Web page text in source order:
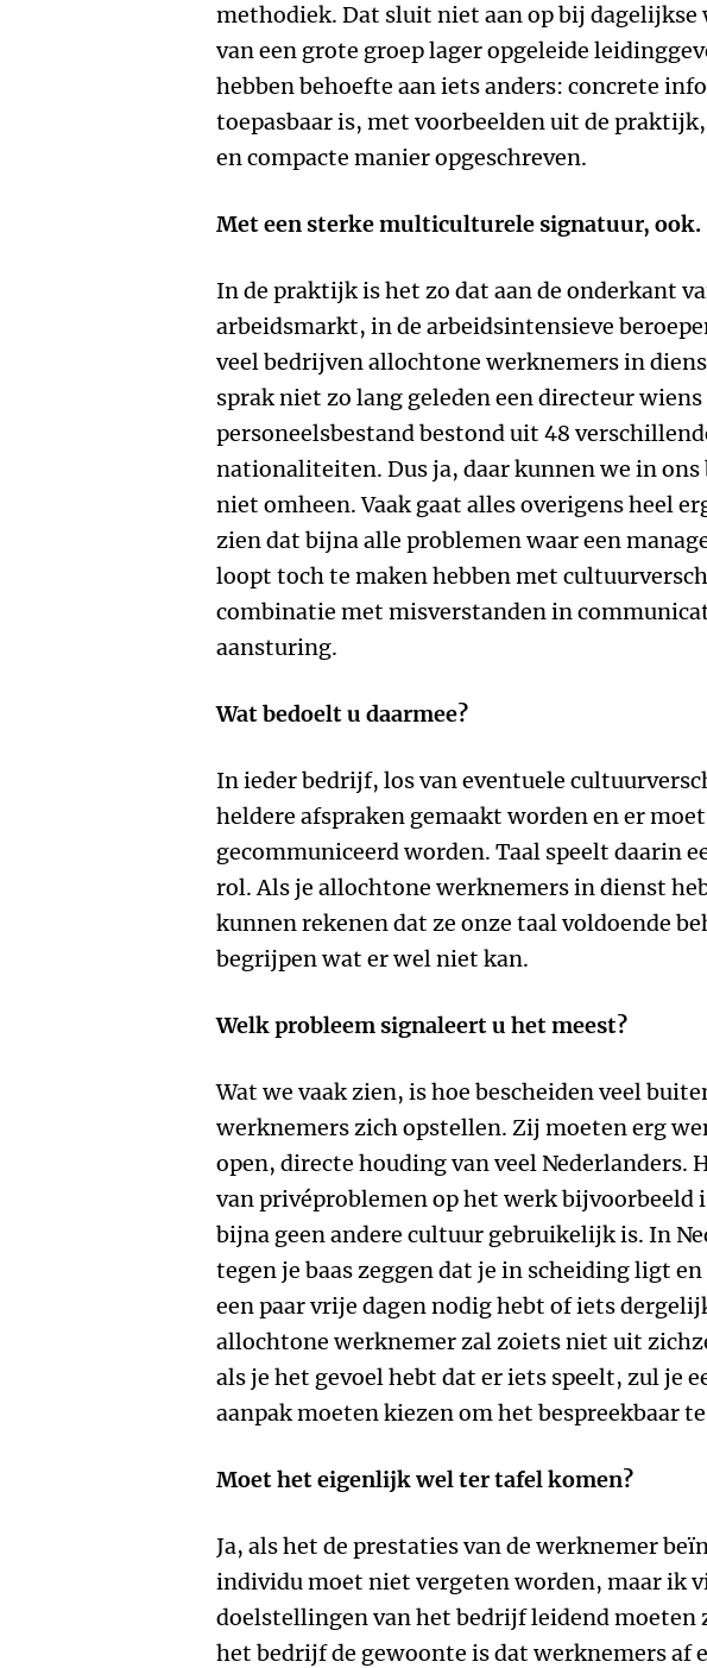
methodiek. Dat sluit niet aan op bij dagelijkse
van een grote groep lager opgeleide
hebben behoefte aan iets anders: concrete
toepasbaar is, met voorbeelden uit de
en compacte manier opgeschreven.
Met een sterke multiculturele signatuur, ook.
In de praktijk is het zo dat aan de onderkant
arbeidsmarkt, in de arbeidsintensieve
veel bedrijven allochtone werknemers in
sprak niet zo lang geleden een directeur wiens
personeelsbestand bestond uit 48
nationaliteiten. Dus ja, daar kunnen we in ons
niet omheen. Vaak gaat alles overigens heel
zien dat bijna alle problemen waar een
loopt toch te maken hebben met
combinatie met misverstanden in
aansturing.
Wat bedoelt u daarmee?
In ieder bedrijf, los van eventuele
heldere afspraken gemaakt worden en er
gecommuniceerd worden. Taal speelt daarin
rol. Als je allochtone werknemers in dienst
kunnen rekenen dat ze onze taal voldoende
begrijpen wat er wel niet kan.
Welk probleem signaleert u het meest?
Wat we vaak zien, is hoe bescheiden veel
werknemers zich opstellen. Zij moeten erg
open, directe houding van veel Nederlanders.
van privéproblemen op het werk bijvoorbeeld
bijna geen andere cultuur gebruikelijk is. In
tegen je baas zeggen dat je in scheiding ligt
een paar vrije dagen nodig hebt of iets
allochtone werknemer zal zoiets niet uit
als je het gevoel hebt dat er iets speelt, zul je
aanpak moeten kiezen om het bespreekbaar
Moet het eigenlijk wel ter tafel komen?
Ja, als het de prestaties van de werknemer
individu moet niet vergeten worden, maar ik
doelstellingen van het bedrijf leidend moeten
het bedrijf de gewoonte is dat werknemers af